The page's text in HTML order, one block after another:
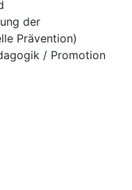
der
Prävention)
/ Promotion